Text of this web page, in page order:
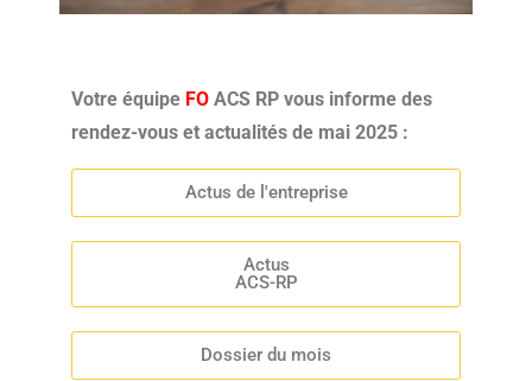
Votre équipe FO ACS RP vous informe des
rendez-vous et actualités de mai 2025 :
Actus de l'entreprise
Actus
ACS-RP
Dossier du mois